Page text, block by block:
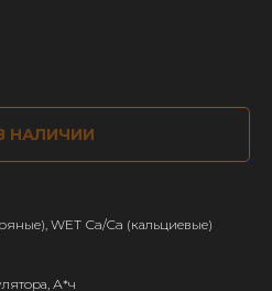
НАЛИЧИИ
WET Сa/Ca (кальциевые)
А*ч